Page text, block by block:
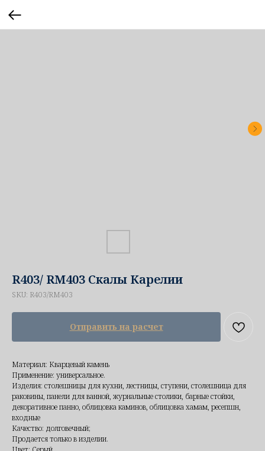
R403/ RM403 Скалы Карелии
SKU: R403/RM403
Отправить на расчет
Материал: Кварцевый камень
Применение: универсальное.
Изделия: столешницы для кухни, лестницы, ступени, столешница для
раковины, панели для ванной, журнальные столики, барные стойки,
декоративное панно, облицовка каминов, облицовка хамам, ресепшн,
входные
Качество: долговечный;
Продается только в изделии.